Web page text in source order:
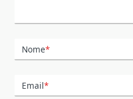
Nome*
Email*